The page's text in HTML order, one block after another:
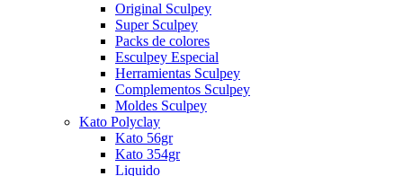
Original Sculpey
Super Sculpey
Packs de colores
Esculpey Especial
Herramientas Sculpey
Complementos Sculpey
Moldes Sculpey
Kato Polyclay
Kato 56gr
Kato 354gr
Liquido